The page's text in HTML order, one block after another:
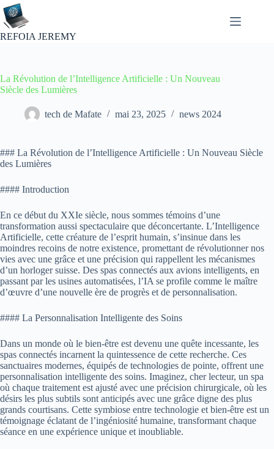
Passer
au
contenu
REFOIA JEREMY
La Révolution de l’Intelligence Artificielle : Un Nouveau
Siècle des Lumières
tech de Mafate mai 23, 2025 news 2024
### La Révolution de l’Intelligence Artificielle : Un Nouveau Siècle
des Lumières
#### Introduction
En ce début du XXIe siècle, nous sommes témoins d’une
transformation aussi spectaculaire que déconcertante. L’Intelligence
Artificielle, cette créature de l’esprit humain, s’insinue dans les
moindres recoins de notre existence, promettant de révolutionner nos
vies avec une grâce et une précision qui rappellent les mécanismes
d’un horloger suisse. Des spas connectés aux avions intelligents, en
passant par les usines automatisées, l’IA se profile comme le maître
d’œuvre d’une nouvelle ère de progrès et de personnalisation.
#### La Personnalisation Intelligente des Soins
Dans un monde où le bien-être est devenu une quête incessante, les
spas connectés incarnent la quintessence de cette recherche. Ces
sanctuaires modernes, équipés de technologies de pointe, offrent une
personnalisation intelligente des soins. Imaginez, cher lecteur, un spa
où chaque traitement est ajusté avec une précision chirurgicale, où les
désirs les plus subtils sont anticipés avec une grâce digne des plus
grands courtisans. Cette symbiose entre technologie et bien-être est un
témoignage éclatant de l’ingéniosité humaine, transformant chaque
séance en une expérience unique et inoubliable.